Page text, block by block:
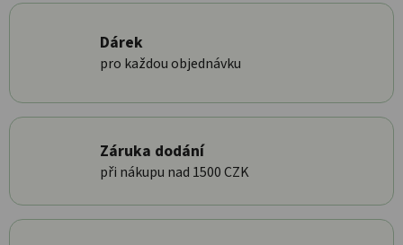
Dárek
pro každou objednávku
Záruka dodání
při nákupu nad 1500 CZK